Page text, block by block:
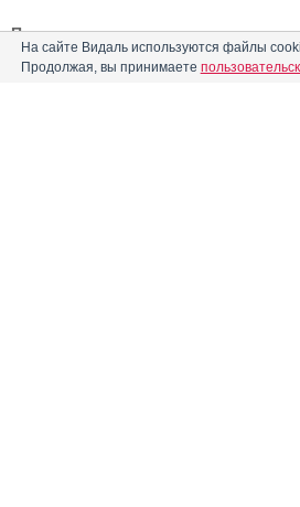
Поделиться
На сайте Видаль используются файлы
Продолжая, вы принимаете